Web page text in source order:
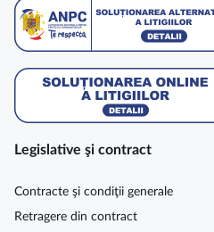
Legislative şi contract
Contracte şi condiţii generale
Retragere din contract